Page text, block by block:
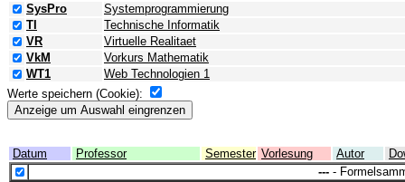
SysPro
Systemprogrammierung
TI
Technische Informatik
VR
Virtuelle Realitaet
VkM
Vorkurs Mathematik
WT1
Web Technologien 1
Werte speichern (Cookie):
Datum Professor Semester Vorlesung Autor
----